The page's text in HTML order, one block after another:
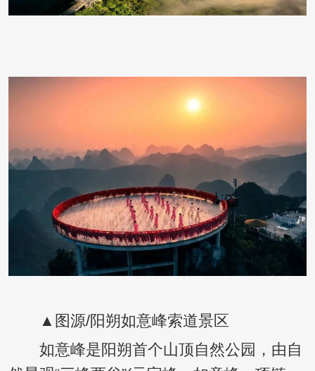
▲图源/阳朔如意峰索道景区
如意峰是阳朔首个山顶自然公园，由自